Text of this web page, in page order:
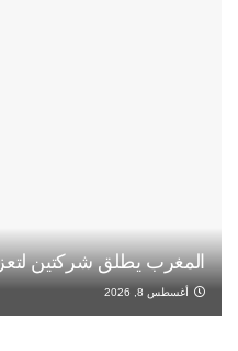
المغرب يطلق شركتين
أغسطس 8, 2026